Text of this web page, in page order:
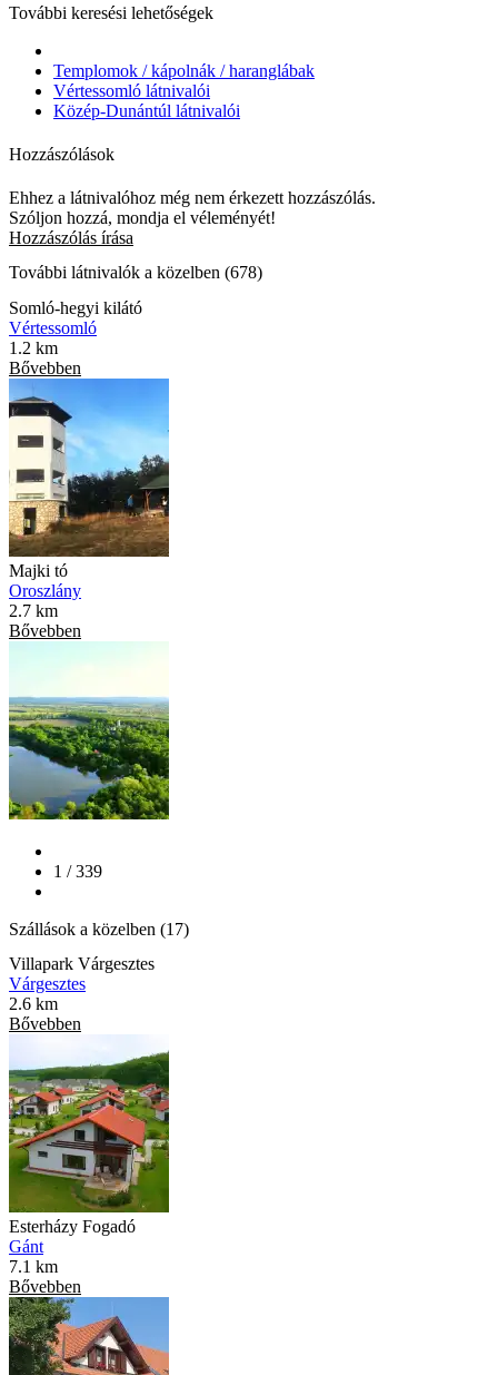
További keresési lehetőségek
Templomok / kápolnák / haranglábak
Vértessomló látnivalói
Közép-Dunántúl látnivalói
Hozzászólások
Ehhez a látnivalóhoz még nem érkezett hozzászólás.
Szóljon hozzá, mondja el véleményét!
Hozzászólás írása
További látnivalók a közelben (678)
Somló-hegyi kilátó
Vértessomló
1.2 km
Bővebben
Majki tó
Oroszlány
2.7 km
Bővebben
1 / 339
Szállások a közelben (17)
Villapark Várgesztes
Várgesztes
2.6 km
Bővebben
Esterházy Fogadó
Gánt
7.1 km
Bővebben